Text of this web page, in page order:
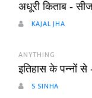
अधूरी किताब -
KAJAL JHA
ANYTHING
इतिहास के पन्नों से
S SINHA